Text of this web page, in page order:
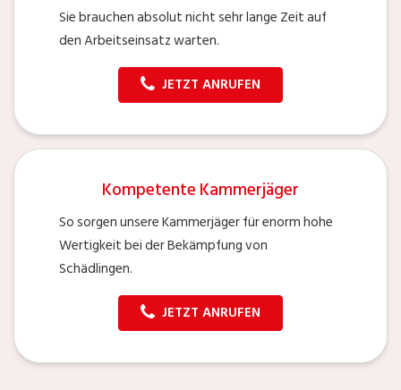
Sie brauchen absolut nicht sehr lange Zeit auf
den Arbeitseinsatz warten.
JETZT ANRUFEN
Kompetente Kammerjäger
So sorgen unsere Kammerjäger für enorm hohe
Wertigkeit bei der Bekämpfung von
Schädlingen.
JETZT ANRUFEN